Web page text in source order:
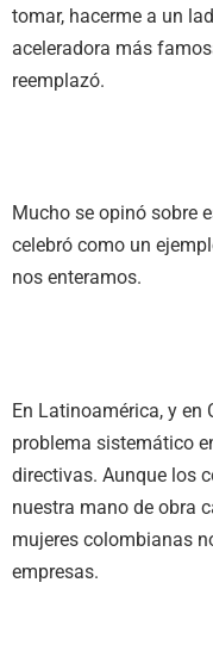
tomar, hacerme a un
aceleradora más
reemplazó.
Mucho se opinó sobre
celebró como un
nos enteramos.
En Latinoamérica, y en
problema sistemático
directivas. Aunque los
nuestra mano de obra
mujeres colombianas
empresas.